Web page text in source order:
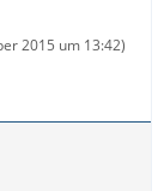
2015 um 13:42)